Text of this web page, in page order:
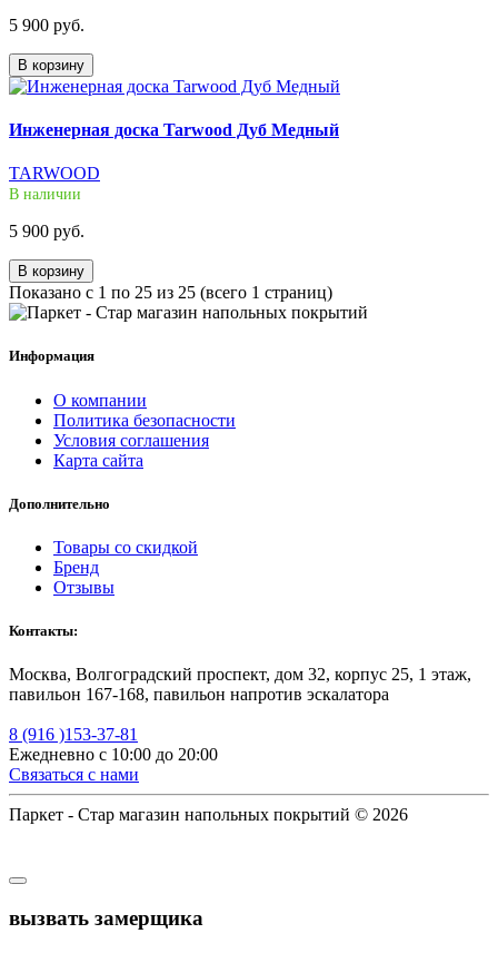
5 900 руб.
В корзину
Инженерная доска Tarwood Дуб Медный
TARWOOD
В наличии
5 900 руб.
В корзину
Показано с 1 по 25 из 25 (всего 1 страниц)
Информация
О компании
Политика безопасности
Условия соглашения
Карта сайта
Дополнительно
Товары со скидкой
Бренд
Отзывы
Контакты:
Москва, Волгоградский проспект, дом 32, корпус 25, 1 этаж,
павильон 167-168, павильон напротив эскалатора
8 (916 )153-37-81
Ежедневно с 10:00 до 20:00
Связаться с нами
Паркет - Стар магазин напольных покрытий © 2026
вызвать замерщика